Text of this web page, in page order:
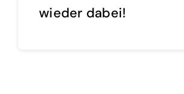
wieder dabei!